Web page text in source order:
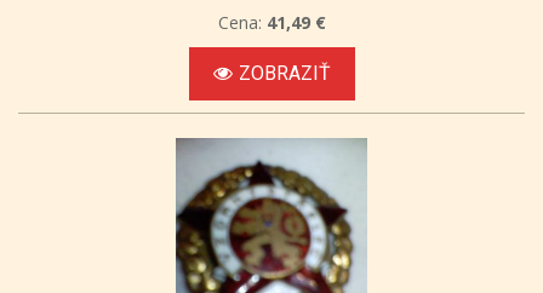
Cena: 41,49 €
ZOBRAZIŤ